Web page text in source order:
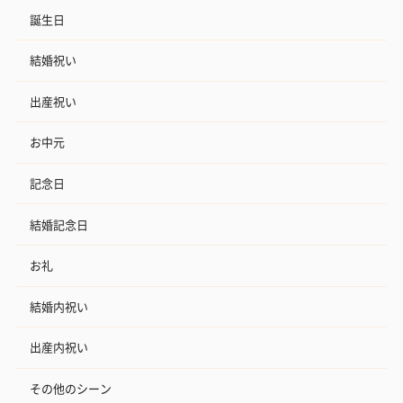
誕生日
結婚祝い
出産祝い
お中元
記念日
結婚記念日
お礼
結婚内祝い
出産内祝い
その他のシーン